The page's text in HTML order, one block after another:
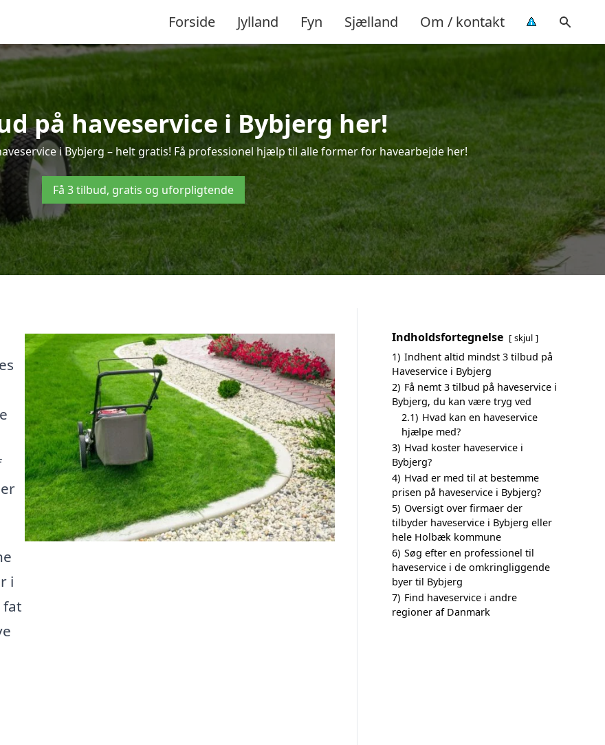
Forside Jylland Fyn Sjælland Om / kontakt
på haveservice i Bybjerg her!
i Bybjerg – helt gratis! Få professionel hjælp til alle former for havearbejde her!
Få 3 tilbud, gratis og uforpligtende
i
fat
Indholdsfortegnelse skjul
1) Indhent altid mindst 3 tilbud på
Haveservice i Bybjerg
2) Få nemt 3 tilbud på haveservice i
Bybjerg, du kan være tryg ved
2.1) Hvad kan en haveservice
hjælpe med?
3) Hvad koster haveservice i
Bybjerg?
4) Hvad er med til at bestemme
prisen på haveservice i Bybjerg?
5) Oversigt over firmaer der
tilbyder haveservice i Bybjerg eller
hele Holbæk kommune
6) Søg efter en professionel til
haveservice i de omkringliggende
byer til Bybjerg
7) Find haveservice i andre
regioner af Danmark